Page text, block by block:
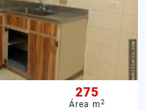
275
Área m2